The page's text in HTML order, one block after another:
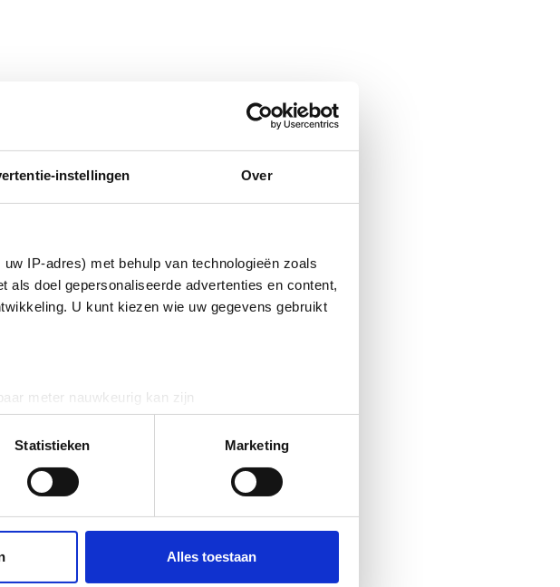
instellingen Over
IP-adres) met behulp van technologieën zoals
als doel gepersonaliseerde advertenties en content,
U kunt kiezen wie uw gegevens gebruikt
meter nauwkeurig kan zijn
eigenschappen (fingerprinting)
uw voorkeuren in het
detailgedeeltein. U kunt uw
van onze site met onze partners voor social
met andere informatie die u aan ze heeft
Statistieken Marketing
Alles toestaan